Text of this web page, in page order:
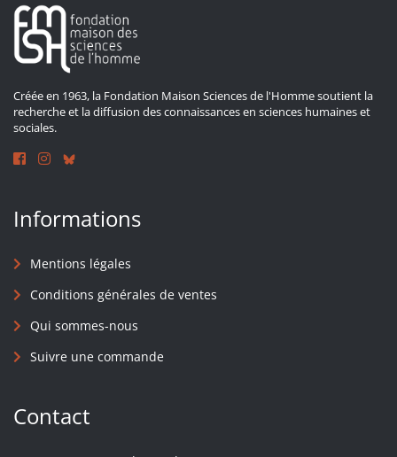
Créée en 1963, la Fondation Maison Sciences de l'Homme soutient la
recherche et la diffusion des connaissances en sciences humaines et
sociales.
Informations
Mentions légales
Conditions générales de ventes
Qui sommes-nous
Suivre une commande
Contact